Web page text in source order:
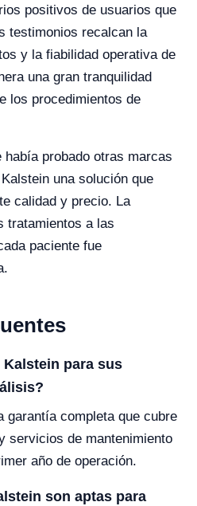
positivos de usuarios que
testimonios recalcan la
y la fiabilidad operativa de
una gran tranquilidad
los procedimientos de
había probado otras marcas
una solución que
calidad y precio. La
tratamientos a las
paciente fue
Kalstein para sus
garantía completa que cubre
servicios de mantenimiento
año de operación.
son aptas para